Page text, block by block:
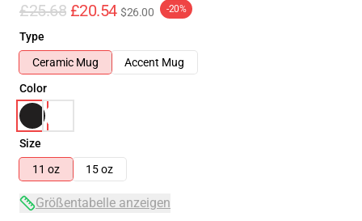
£25.68 £20.54 $26.00 -20%
Type
Ceramic Mug
Accent Mug
Color
Size
11 oz
15 oz
Größentabelle anzeigen